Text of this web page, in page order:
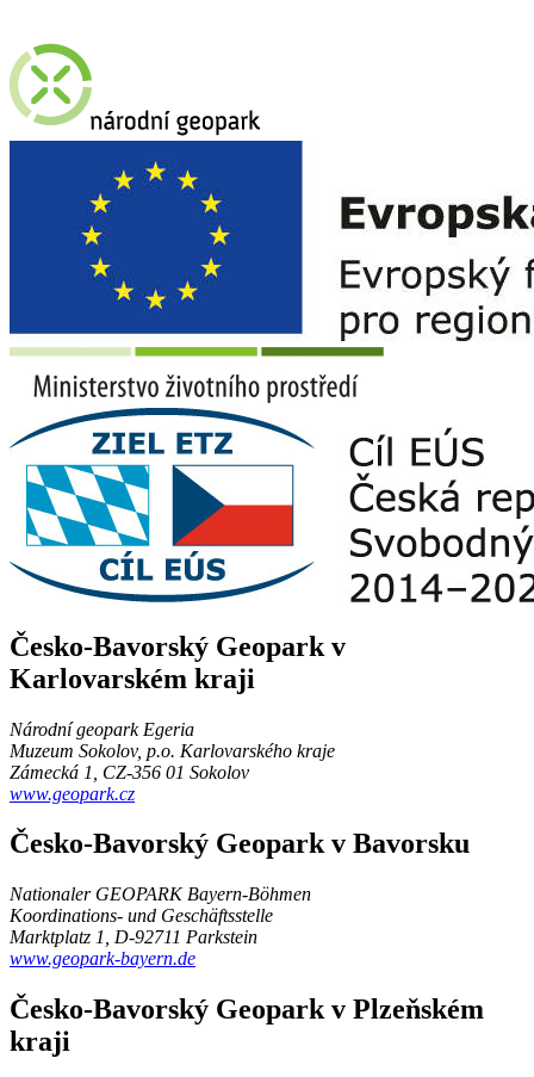
Česko-Bavorský Geopark v
Karlovarském kraji
Národní geopark Egeria
Muzeum Sokolov, p.o. Karlovarského kraje
Zámecká 1, CZ-356 01 Sokolov
www.geopark.cz
Česko-Bavorský Geopark v Bavorsku
Nationaler GEOPARK Bayern-Böhmen
Koordinations- und Geschäftsstelle
Marktplatz 1, D-92711 Parkstein
www.geopark-bayern.de
Česko-Bavorský Geopark v Plzeňském
kraji